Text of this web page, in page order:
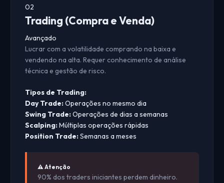
02
Trading (Compra e Venda)
Avançado
Lucrar com a volatilidade comprando na baixa e
vendendo na alta. Requer conhecimento de análise
técnica e gestão de risco.
Tipos de Trading:
Day Trade:Operações no mesmo dia
Swing Trade:Operações de dias a semanas
Scalping:Múltiplas operações rápidas
Position Trade:Semanas a meses
⚠️ Atenção
90% dos traders iniciantes perdem dinheiro.